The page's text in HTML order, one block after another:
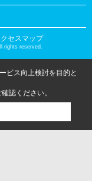
クセスマップ
rights reserved.
ビス向上検討を目的と
認ください。